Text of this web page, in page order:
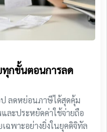
ทุกขั้นตอนการลด
ป ลดหย่อนภาษีได้สุดคุ้ม
ละประหยัดค่าใช้จ่ายถือ
ฉพาะอย่างยิ่งในยุคดิจิทัล